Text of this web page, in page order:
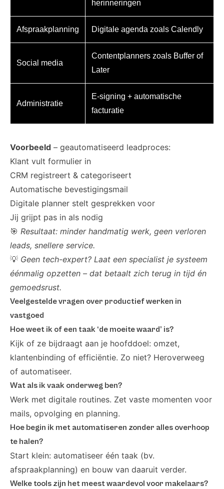
herinneringen
Afspraakplanning Digitale agenda zoals Calendly
Social media
Contentplanners zoals Buffer of
Later
Administratie
E-signing + automatische
facturatie
Voorbeeld – geautomatiseerd leadproces:
Klant vult formulier in
CRM registreert & categoriseert
Automatische bevestigingsmail
Digitale planner stelt gesprekken voor
Jij grijpt pas in als nodig
🎯 Resultaat: minder handmatig werk, geen verloren
leads, snellere service.
💡 Geen tech-expert? Laat een specialist je systeem
éénmalig opzetten – dat betaalt zich terug in tijd én
gemoedsrust.
Veelgestelde vragen over productief werken in
vastgoed
Hoe weet ik of een taak ‘de moeite waard’ is?
Kijk of ze bijdraagt aan je hoofddoel: omzet,
klantenbinding of efficiëntie. Zo niet? Heroverweeg
of automatiseer.
Wat als ik vaak onderweg ben?
Werk met digitale routines. Zet vaste momenten voor
mails, opvolging en planning.
Hoe begin ik met automatiseren zonder alles overhoop
te halen?
Start klein: automatiseer één taak (bv.
afspraakplanning) en bouw van daaruit verder.
Welke tools zijn het meest waardevol voor makelaars?